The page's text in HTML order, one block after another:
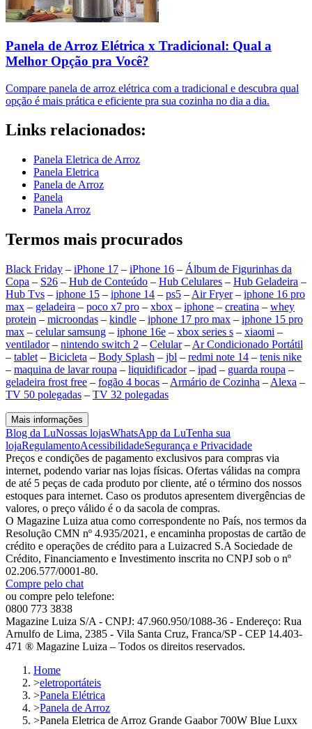
Panela de Arroz Elétrica x Tradicional: Qual a
Melhor Opção pra Você?
Compare panela de arroz elétrica com a tradicional e descubra qual
opção é mais prática e eficiente pra sua cozinha no dia a dia.
Links relacionados:
Panela Eletrica de Arroz
Panela Eletrica
Panela de Arroz
Panela
Panela Arroz
Termos mais procurados
Black Friday – iPhone 17 – iPhone 16 – Álbum de Figurinhas da
Copa – S26 – Hub de Conteúdo – Hub Celulares – Hub Geladeira –
Hub Tvs – iphone 15 – iphone 14 – ps5 – Air Fryer– iphone 16 pro
max – geladeira – poco x7 pro – xbox – iphone – creatina – whey
protein – microondas – kindle – iphone 17 pro max – iphone 15 pro
max – celular samsung – iphone 16e – xbox series s – xiaomi –
ventilador– nintendo switch 2 – Celular– Ar Condicionado Portátil
– tablet – Bicicleta – Body Splash – jbl – redmi note 14 – tenis nike
– maquina de lavar roupa – liquidificador– ipad – guarda roupa –
geladeira frost free – fogão 4 bocas – Armário de Cozinha – Alexa –
TV 50 polegadas – TV 32 polegadas
Mais informações
Blog da LuNossas lojasWhatsApp da LuTenha sua
lojaRegulamentoAcessibilidadeSegurança e Privacidade
Preços e condições de pagamento exclusivos para compras via
internet, podendo variar nas lojas físicas. Ofertas válidas na compra
de até 5 peças de cada produto por cliente, até o término dos nossos
estoques para internet. Caso os produtos apresentem divergências de
valores, o preço válido é o da sacola de compras.
O Magazine Luiza atua como correspondente no País, nos termos da
Resolução CMN nº 4.935/2021, e encaminha propostas de cartão de
crédito e operações de crédito para a Luizacred S.A Sociedade de
Crédito, Financiamento e Investimento inscrita no CNPJ sob o nº
02.206.577/0001-80.
Compre pelo chat
ou compre pelo telefone:
0800 773 3838
Magazine Luiza S/A - CNPJ: 47.960.950/1088-36 - Endereço: Rua
Arnulfo de Lima, 2385 - Vila Santa Cruz, Franca/SP - CEP 14.403-
471 ® Magazine Luiza – Todos os direitos reservados.
Home
>eletroportáteis
>Panela Elétrica
>Panela de Arroz
>Panela Eletrica de Arroz Grande Gaabor 700W Blue Luxx